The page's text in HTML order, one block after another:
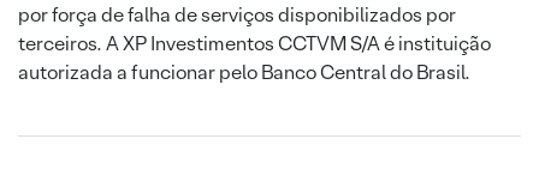
por força de falha de serviços disponibilizados por
terceiros. A XP Investimentos CCTVM S/A é instituição
autorizada a funcionar pelo Banco Central do Brasil.